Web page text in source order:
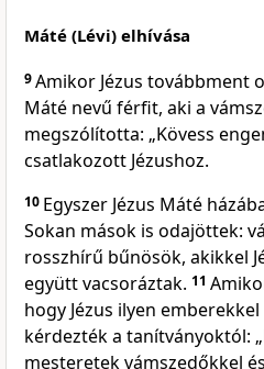
Máté (Lévi) elhívása
9Amikor Jézus továbbment
Máté nevű férfit, aki a
megszólította: „Kövess
csatlakozott Jézushoz.
10 Egyszer Jézus Máté
Sokan mások is odajöttek:
rosszhírű bűnösök, akikkel
együtt vacsoráztak. 11
hogy Jézus ilyen
kérdezték a tanítványoktól:
mesteretek vámszedőkkel